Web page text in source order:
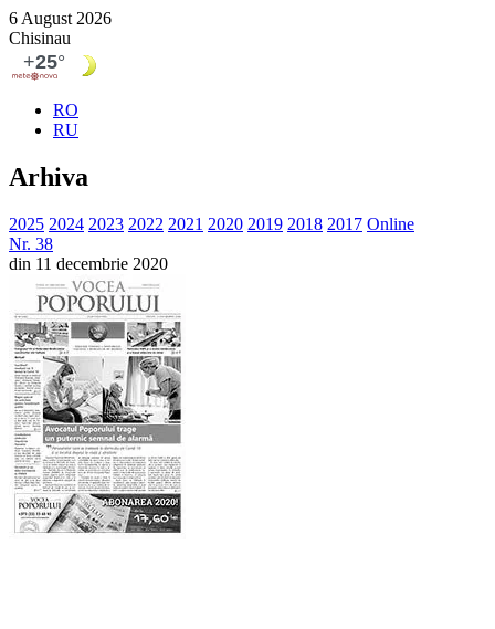
6 August 2026
Chisinau
RO
RU
Arhiva
2025 2024 2023 2022 2021 2020 2019 2018 2017 Online
Nr. 38
din 11 decembrie 2020